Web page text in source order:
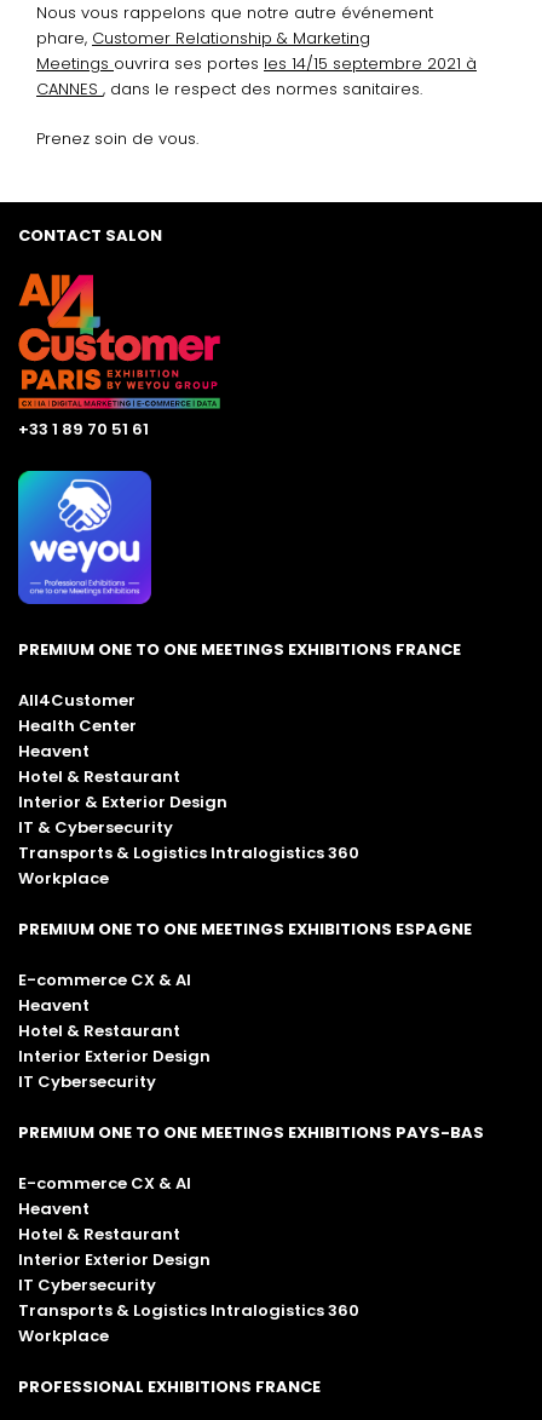
Nous vous rappelons que notre autre événement
phare, Customer Relationship & Marketing
Meetings ouvrira ses portes les 14/15 septembre 2021 à
CANNES , dans le respect des normes sanitaires.
Prenez soin de vous.
CONTACT SALON
+33 1 89 70 51 61
PREMIUM ONE TO ONE MEETINGS EXHIBITIONS FRANCE
All4Customer
Health Center
Heavent
Hotel & Restaurant
Interior & Exterior Design
IT & Cybersecurity
Transports & Logistics Intralogistics 360
Workplace
PREMIUM ONE TO ONE MEETINGS EXHIBITIONS ESPAGNE
E-commerce CX & AI
Heavent
Hotel & Restaurant
Interior Exterior Design
IT Cybersecurity
PREMIUM ONE TO ONE MEETINGS EXHIBITIONS PAYS-BAS
E-commerce CX & AI
Heavent
Hotel & Restaurant
Interior Exterior Design
IT Cybersecurity
Transports & Logistics Intralogistics 360
Workplace
PROFESSIONAL EXHIBITIONS FRANCE